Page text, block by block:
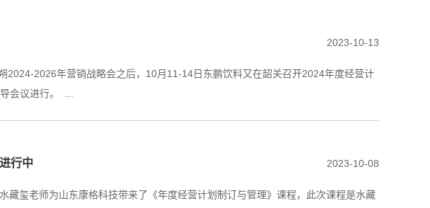
2023-10-13
2026年营销战略会之后，10月11-14日东鹏饮料又在韶关召开2024年度经营计
会议进行。 ...
行中 2023-10-08
藏玺老师为山东康格科技带来了《年度经营计划制订与管理》课程，此次课程是水藏